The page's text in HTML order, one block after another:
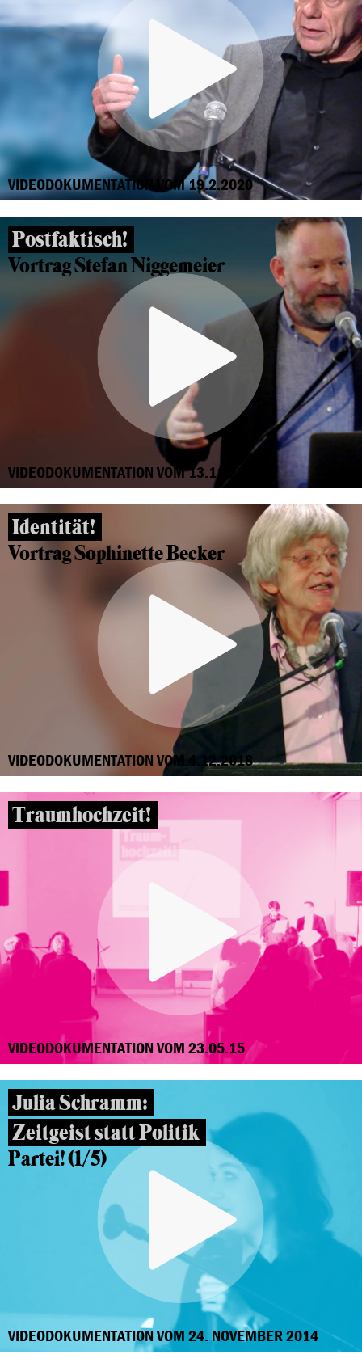
VIDEODOKUMENTATION VOM 19.2.2020
Postfaktisch!
Vortrag Stefan Niggemeier
VIDEODOKUMENTATION VOM 13.11.2018
Identität!
Vortrag Sophinette Becker
VIDEODOKUMENTATION VOM 4.12.2018
Traumhochzeit!
VIDEODOKUMENTATION VOM 23.05.15
Julia Schramm:
Zeitgeist statt Politik
Partei! (1/5)
VIDEODOKUMENTATION VOM 24. NOVEMBER 2014